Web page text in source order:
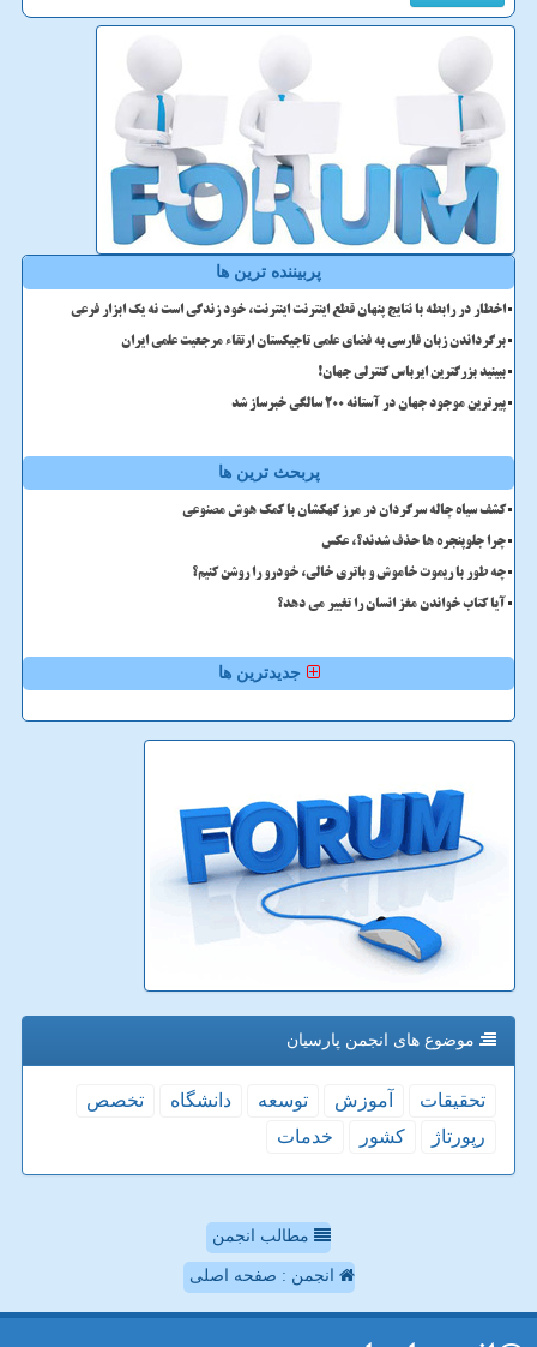
پربیننده ترین ها
اخطار در رابطه با نتایج پنهان قطع اینترنت اینترنت، خود زندگی است نه یک ابزار فرعی
برگرداندن زبان فارسی به فضای علمی تاجیکستان ارتقاء مرجعیت علمی ایران
ببینید بزرگترین ایرباس کنترلی جهان!
پیرترین موجود جهان در آستانه ۲۰۰ سالگی خبرساز شد
پربحث ترین ها
کشف سیاه چاله سرگردان در مرز کهکشان با کمک هوش مصنوعی
چرا جلوپنجره ها حذف شدند؟، عکس
چه طور با ریموت خاموش و باتری خالی، خودرو را روشن کنیم؟
آیا کتاب خواندن مغز انسان را تغییر می دهد؟
جدیدترین ها
موضوع های انجمن پارسیان
تحقیقات آموزش توسعه دانشگاه
تخصص
رپورتاژ
كشور خدمات
مطالب انجمن
انجمن : صفحه اصلی